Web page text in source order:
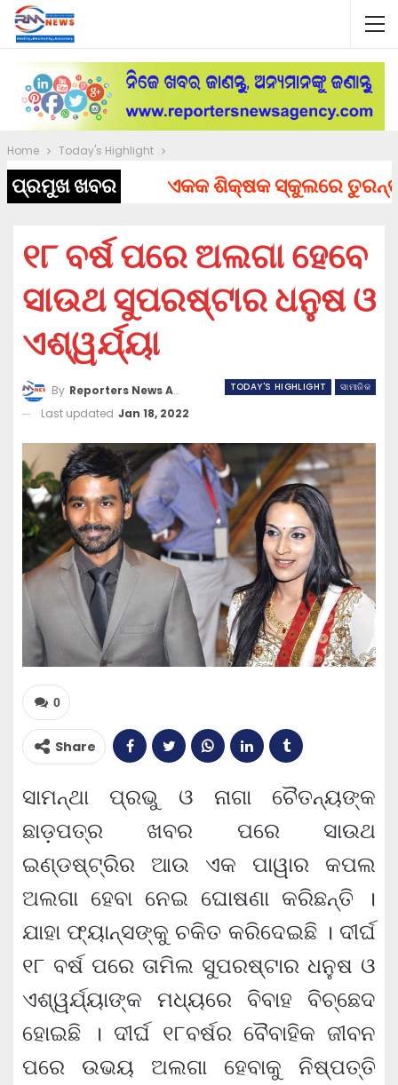
Home Today's Highlight
ପ୍ରମୁଖ ଖବର ଏକକ ଶିକ୍ଷକ ସ୍କୁଲରେ ତୁରନ୍ତ
୧୮ ବର୍ଷ ପରେ ଅଲଗା ହେବେ
ସାଉଥ ସୁପରଷ୍ଟାର ଧନୁଷ ଓ
ଏଶ୍ୱର୍ଯ୍ୟା
TODAY'S HIGHLIGHT ସାମାଜିକ
By Reporters News Agency
Last updated Jan 18, 2022
0
Share
ସାମନ୍ଥା ପ୍ରଭୁ ଓ ନାଗା ଚୈତନ୍ୟଙ୍କ
ଛାଡ଼ପତ୍ର ଖବର ପରେ ସାଉଥ
ଇଣ୍ଡଷ୍ଟ୍ରିର ଆଉ ଏକ ପାୱାର କପଲ
ଅଲଗା ହେବା ନେଇ ଘୋଷଣା କରିଛନ୍ତି ।
ଯାହା ଫ୍ୟାନ୍ସଙ୍କୁ ଚକିତ କରିଦେଇଛି । ଦୀର୍ଘ
୧୮ ବର୍ଷ ପରେ ତାମିଲ ସୁପରଷ୍ଟାର ଧନୁଷ ଓ
ଏଶ୍ୱର୍ଯ୍ୟାଙ୍କ ମଧ୍ୟରେ ବିବାହ ବିଚ୍ଛେଦ
ହୋଇଛି । ଦୀର୍ଘ ୧୮ବର୍ଷର ବୈବାହିକ ଜୀବନ
ପରେ ଉଭୟ ଅଲଗା ହେବାକୁ ନିଷ୍ପତ୍ତି